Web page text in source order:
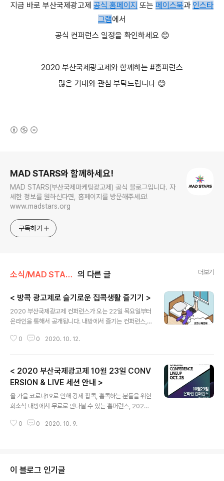
지금 바로 부산국제광고제 공식 홈페이지 또는 페이스북과 인스타
그램에서
공식 컨퍼런스 일정을 확인하세요 😊
2020 부산국제광고제와 함께하는 #홈퍼런스
많은 기대와 관심 부탁드립니다 😊
MAD STARS와 함께하세요!
MAD STARS(부산국제마케팅광고제) 공식 블로그입니다. 자
세한 정보를 원하신다면, 홈페이지를 방문해주세요!
www.madstars.org
구독하기
소식/MAD STARS 소식 의 다른 글 더보기
< 방콕 광고제로 슬기로운 집콕생활 즐기기 >
2020 부산국제광고제 컨퍼런스가 오는 22일 목요일부터
온라인을 통해서 공개됩니다. 내방에서 즐기는 컨퍼런스,
지쳐가는 모든 이들에게 다시 힘을 내 일상을 이겨내는 계
코로나 시대의 광고 산업을 조망하고, 최신 인사이트를 공
유하고자 다양한 글로벌 크리에이티브 리더들과 함께 합니
다. . 또한 라이브 강연이 진행될 예정이며, 뉴욕 PUBLICI
S 하성권 ACD님과 함께 해외 취업에 대한 이야기를 나누
고 Q&A를 진행할 수 있는 시간과 가장 핫한 크리에이티브
유튜버 도티의 강연도 준비되어 있습니다. 온라인 개최 기
0 0 2020. 10. 12.
< 2020 부산국제광고제 10월 23일 CONV
ERSION & LIVE 세션 안내 >
올 가을 코로나19로 인해 강제 집콕, 홈콕하는 분들을 위한
희소식 내방에서 무료로 만나볼 수 있는 홈퍼런스, 2020
라인으로 오픈됩니다. 부산국제광고제의 무료 컨퍼런스 정
nversion Broke as Hell? Get Creative AF. 완전 빈
털터리라고? 창의력을 키워봐 Hira Mohibullah Executi
0 0 2020. 10. 9.
이 블로그 인기글